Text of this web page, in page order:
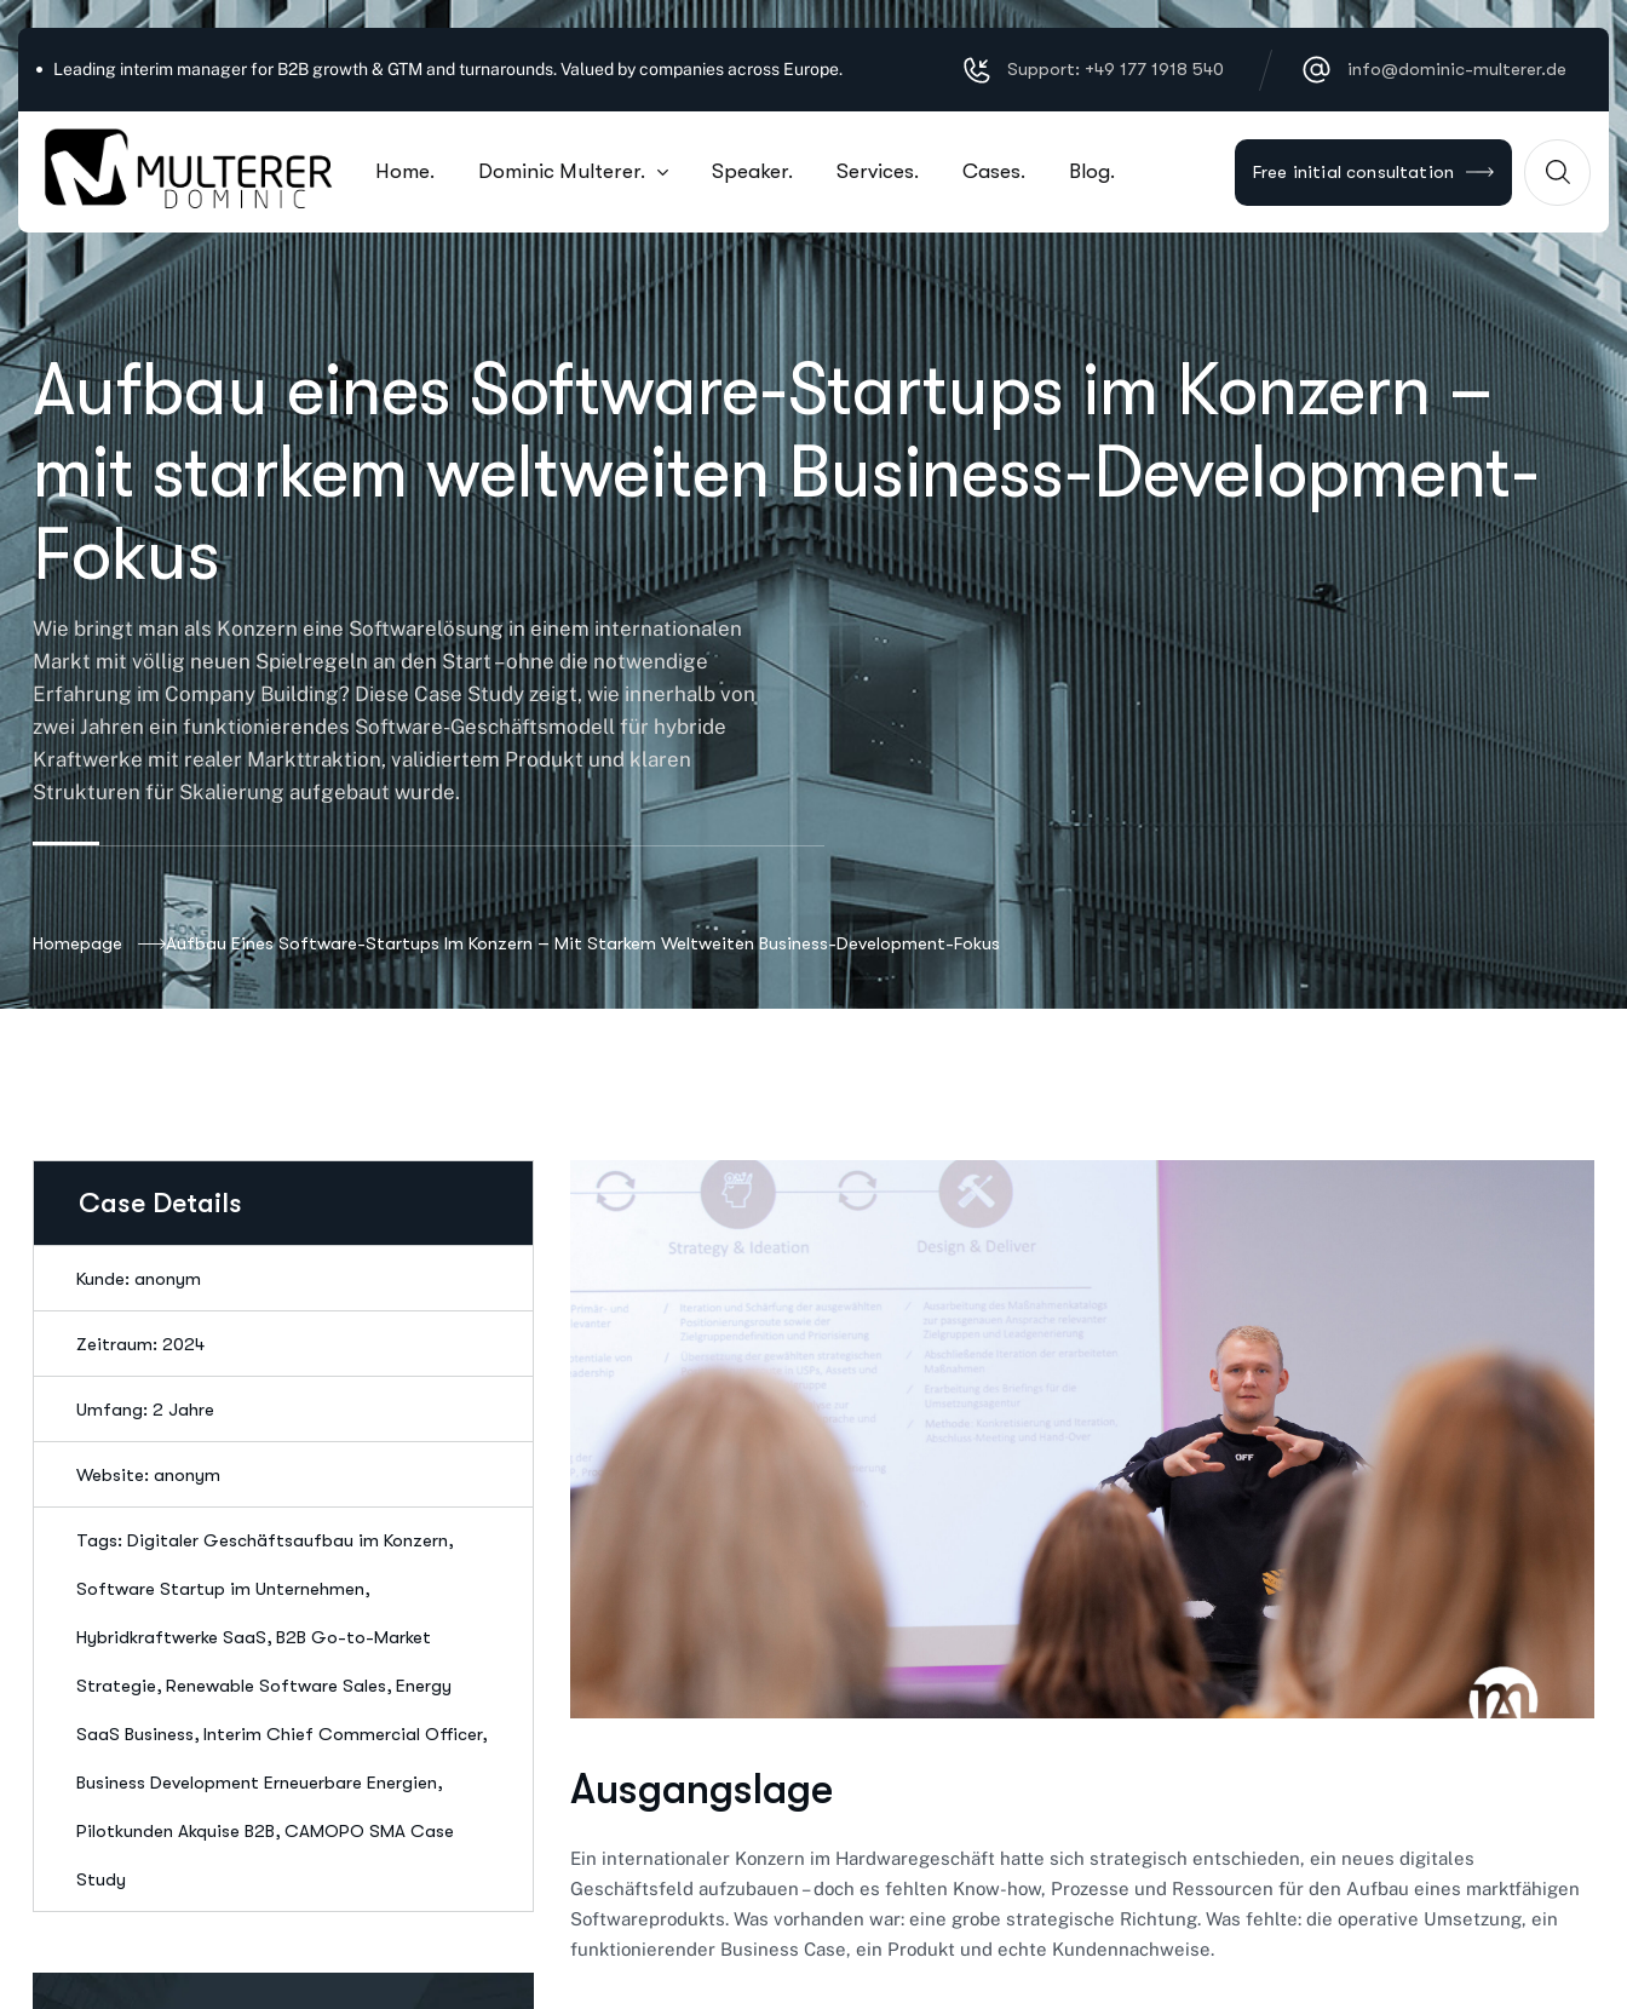
Leading interim manager for B2B growth & GTM and turnarounds. Valued by companies across Europe. Support: +49 177 1918 540 info@dominic-multerer.de
Home. Dominic Multerer. Speaker. Services. Cases. Blog. Free initial consultation
Aufbau eines Software-Startups im Konzern –
mit starkem weltweiten Business-Development-
Fokus
Wie bringt man als Konzern eine Softwarelösung in einem internationalen
Markt mit völlig neuen Spielregeln an den Start – ohne die notwendige
Erfahrung im Company Building? Diese Case Study zeigt, wie innerhalb von
zwei Jahren ein funktionierendes Software-Geschäftsmodell für hybride
Kraftwerke mit realer Markttraktion, validiertem Produkt und klaren
Strukturen für Skalierung aufgebaut wurde.
Homepage Aufbau Eines Software-Startups Im Konzern – Mit Starkem Weltweiten Business-Development-Fokus
Case Details
Kunde: anonym
Zeitraum: 2024
Umfang: 2 Jahre
Website: anonym
Tags: Digitaler Geschäftsaufbau im Konzern,
Software Startup im Unternehmen,
Hybridkraftwerke SaaS, B2B Go-to-Market
Strategie, Renewable Software Sales, Energy
SaaS Business, Interim Chief Commercial Officer,
Business Development Erneuerbare Energien,
Pilotkunden Akquise B2B, CAMOPO SMA Case
Study
Ausgangslage
Ein internationaler Konzern im Hardwaregeschäft hatte sich strategisch entschieden, ein neues digitales
Geschäftsfeld aufzubauen – doch es fehlten Know-how, Prozesse und Ressourcen für den Aufbau eines marktfähigen
Softwareprodukts. Was vorhanden war: eine grobe strategische Richtung. Was fehlte: die operative Umsetzung, ein
funktionierender Business Case, ein Produkt und echte Kundennachweise.